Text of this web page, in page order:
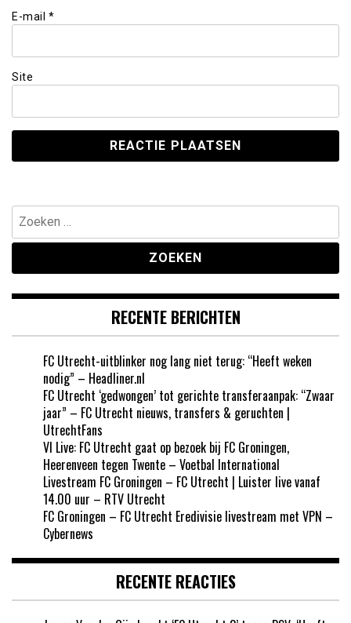
E-mail *
Site
Zoeken
naar:
RECENTE BERICHTEN
FC Utrecht-uitblinker nog lang niet terug: “Heeft weken
nodig” – Headliner.nl
FC Utrecht ‘gedwongen’ tot gerichte transferaanpak: “Zwaar
jaar” – FC Utrecht nieuws, transfers & geruchten |
UtrechtFans
VI Live: FC Utrecht gaat op bezoek bij FC Groningen,
Heerenveen tegen Twente – Voetbal International
Livestream FC Groningen – FC Utrecht | Luister live vanaf
14.00 uur – RTV Utrecht
FC Groningen – FC Utrecht Eredivisie livestream met VPN –
Cybernews
RECENTE REACTIES